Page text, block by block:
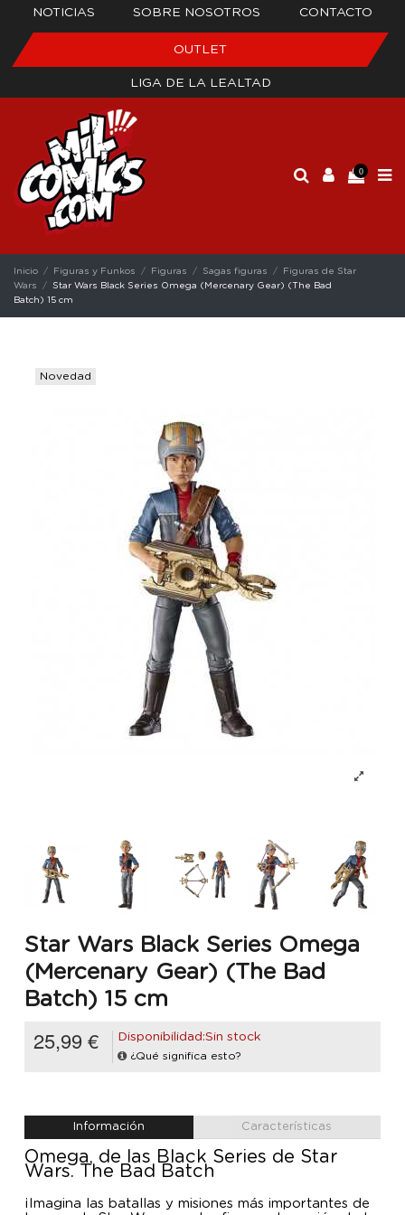
NOTICIAS SOBRE NOSOTROS CONTACTO
OUTLET
LIGA DE LA LEALTAD
0
Inicio Figuras y Funkos Figuras Sagas figuras
Figuras de Star
Wars
Star Wars Black Series Omega (Mercenary Gear) (The Bad
Batch) 15 cm
Novedad
Star Wars Black Series Omega
(Mercenary Gear) (The Bad
Batch) 15 cm
25,99 € Disponibilidad:Sin stock
¿Qué significa esto?
Información Características
Omega, de las Black Series de Star
Wars. The Bad Batch
¡Imagina las batallas y misiones más importantes de